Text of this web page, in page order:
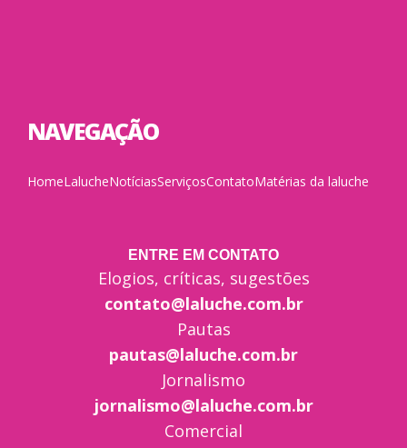
NAVEGAÇÃO
HomeLalucheNotíciasServiçosContatoMatérias da laluche
ENTRE EM CONTATO
Elogios, críticas, sugestões
contato@laluche.com.br
Pautas
pautas@laluche.com.br
Jornalismo
jornalismo@laluche.com.br
Comercial